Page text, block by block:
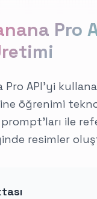
Pro
Pro API'yi
öğrenimi
ile
resimler